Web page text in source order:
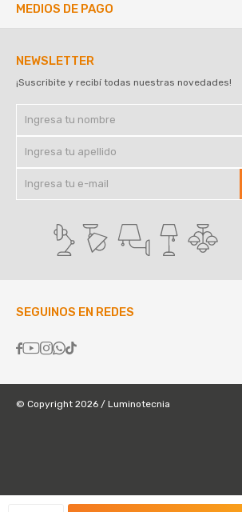
NEWSLETTER
¡Suscribite y recibí todas nuestras novedades!
SEGUINOS EN REDES

MEDIOS DE PAGO
© Copyright 2026 / Luminotecnia